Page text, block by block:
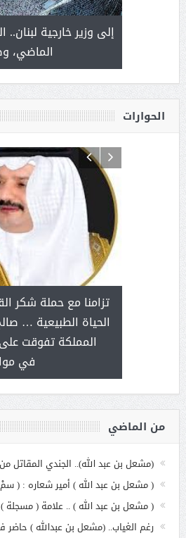
إلى وزير خارجية
الماضي،
يحمل
الحوارات
تزامنا مع حملة شكر
الحياة الطبيعية …
المملكة تفوقت
في
آل شرمه:
هي أساس
من الماضي
(مشعل بن عبد الله).. الجندي المقاتل
( مشعل بن عبد الله ) أمير شعاره : (
( مشعل بن عبد الله ) .. علامة ( مسجلة
رغم الغياب.. (مشعل بن عبدالله ) حاضر